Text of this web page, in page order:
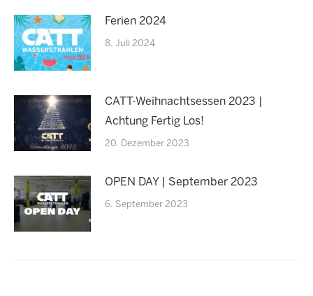
Ferien 2024
8. Juli 2024
CATT-Weihnachtsessen 2023 |
Achtung Fertig Los!
20. Dezember 2023
OPEN DAY | September 2023
6. September 2023